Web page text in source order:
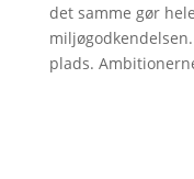
det samme gør
plads.